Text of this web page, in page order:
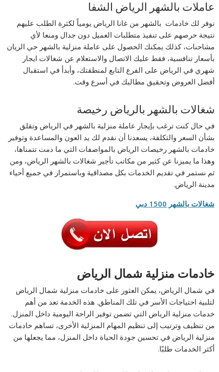
عاملات بالشهر الرياض الشفا
نوفر لك خادمات بالشهر من غانا الرياض يومياً لكثرة الطلب عليهم
نتيجة حرصهم على تنفيذ متطلبات العميل دون جدال ومنعا لأي
مشاحنات، كذلك يمكنك الحصول على عاملة منزلية بالشهر حي الريان
بأسعار تنافسية، فقط عليك الاتصال والاستعلام عن شغالات ايجار
شهري في الرياض على الفرع التابع لمنطقتك، وأبدأ في استقبال
أفضل العروض وتحقيق مطالبك في أسرع وقت.
شغالات بالشهر بالرياض رخيصة
في حال كنت ترغب بإيجار عاملة منزلية بالشهر في الرياض وتقلق
بشأن السعر والتكلفة، يسعدنا أن نقدم لك يد العون والمساعدة وتوفير
خادمات بالشهر رخيصات الرياض بالمواصفات التي ما دمت تتمناها،
وهذا ما يميزنا عن كثير من مكاتب تأجير شغالات بالشهر الرياض، ومن
ثم نستمر في تقديم الخدمات بكل مصداقية وباستمرار في جميع أحياء
مدينة الرياض.
شغالات بالشهر 1500 دبي
خادمات منزلية شمال الرياض
في شمال الرياض، يمكن العثور على خادمات منزلية شمال الرياض
لتلبية احتياجات الأسر في تلك المناطق. هذه الخدمة تعد من أهم
خدمات منزلية الرياض التي تضمن توفير الراحة اليومية داخل المنزل.
من تنظيف وترتيب إلى تنظيم المهام المنزلية الأخرى، تساهم خادمات
منزلية الرياض في تحسين جودة الحياة داخل المنزل، مما يجعلها من
أكثر الخدمات طلبًا.